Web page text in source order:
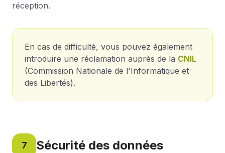
réception.
En cas de difficulté, vous pouvez également
introduire une réclamation auprès de la CNIL
(Commission Nationale de l'Informatique et
des Libertés).
7 Sécurité des données